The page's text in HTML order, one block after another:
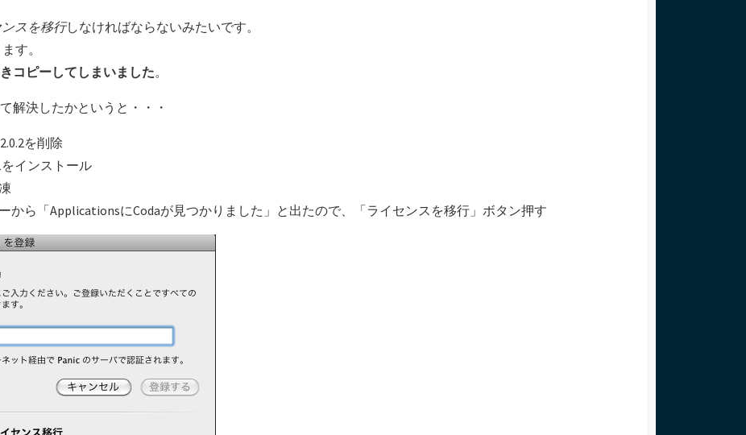
スを移行しなければならないみたいです。
す。
コピーしてしまいました。
解決したかというと・・・
を削除
をインストール
から「ApplicationsにCodaが見つかりました」と出たので、「ライセンスを移行」ボタン押す